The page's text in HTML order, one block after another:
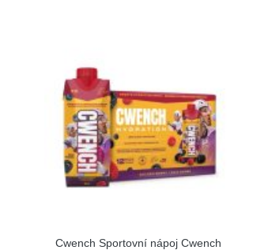
Cwench Sportovní nápoj Cwench